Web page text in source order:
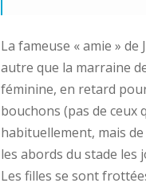
La fameuse « amie » de
autre que la marraine
féminine, en retard
bouchons (pas de ceux
habituellement, mais
les abords du stade les
Les filles se sont